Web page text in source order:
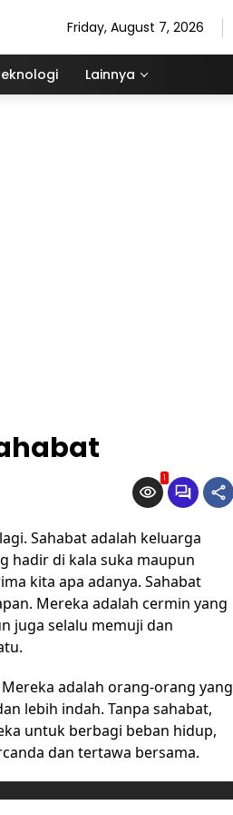
Friday, August 7, 2026
Lainnya
1
Sahabat adalah keluarga
hadir di kala suka maupun
kita apa adanya. Sahabat
Mereka adalah cermin yang
juga selalu memuji dan
adalah orang-orang yang
lebih indah. Tanpa sahabat,
untuk berbagi beban hidup,
dan tertawa bersama.